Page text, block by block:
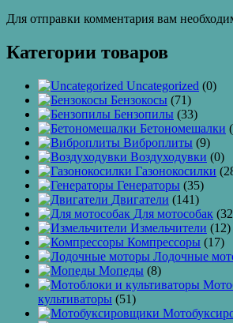
Для отправки комментария вам
Категории товаров
Uncategorized (0)
Бензокосы (71)
Бензопилы (33)
Бетономешалки
Виброплиты (9)
Воздуходувки (0)
Газонокосилки
Генераторы (35)
Двигатели (141)
Для мотособак
Измельчители (12)
Компрессоры (17)
Лодочные
Мопеды (8)
культиваторы (51)